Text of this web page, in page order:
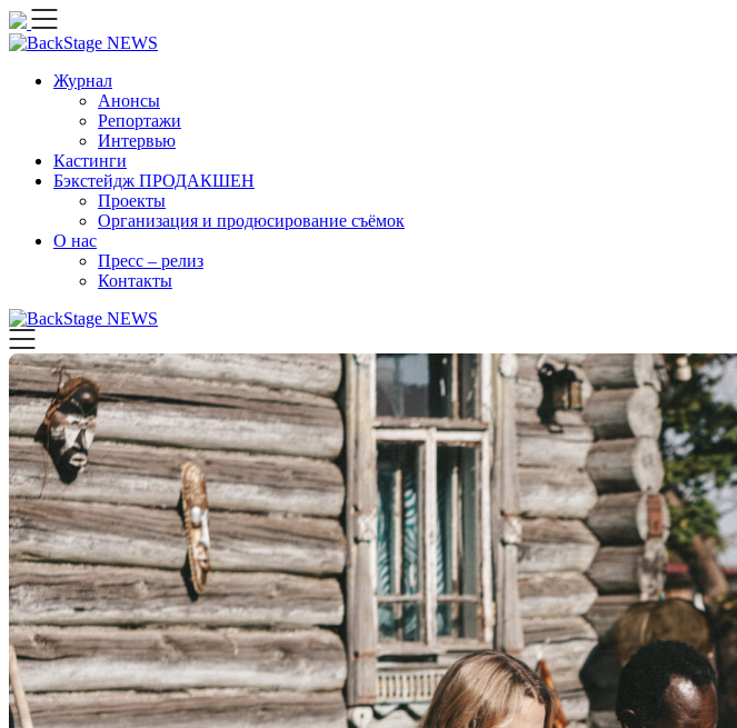
Skip
to
content
Журнал
Анонсы
Репортажи
Интервью
Кастинги
Бэкстейдж ПРОДАКШЕН
Проекты
Организация и продюсирование съёмок
О нас
Пресс – релиз
Контакты